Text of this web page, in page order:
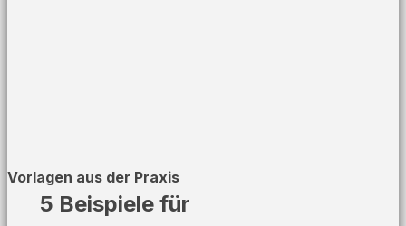
Vorlagen aus der Praxis
5 Beispiele für